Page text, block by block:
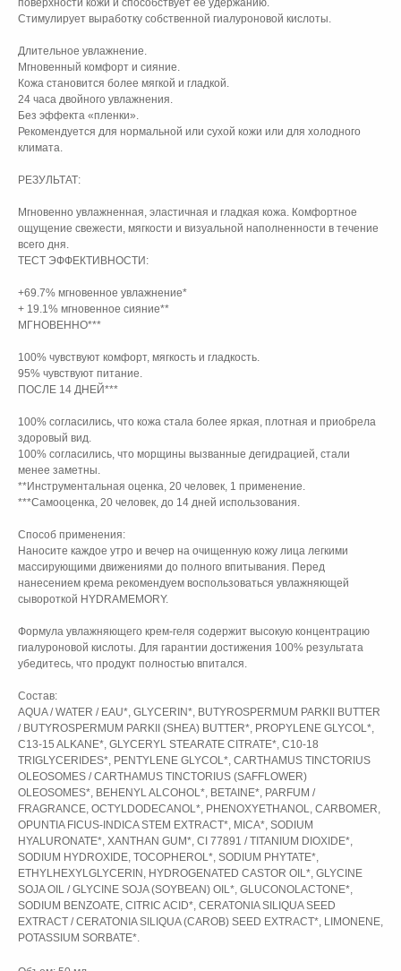
поверхности кожи и способствует ее удержанию.
Стимулирует выработку собственной гиалуроновой кислоты.
Длительное увлажнение.
Мгновенный комфорт и сияние.
Кожа становится более мягкой и гладкой.
24 часа двойного увлажнения.
Без эффекта «пленки».
Рекомендуется для нормальной или сухой кожи или для холодного
климата.
РЕЗУЛЬТАТ:
Мгновенно увлажненная, эластичная и гладкая кожа. Комфортное
ощущение свежести, мягкости и визуальной наполненности в течение
всего дня.
ТЕСТ ЭФФЕКТИВНОСТИ:
+69.7% мгновенное увлажнение*
+ 19.1% мгновенное сияние**
МГНОВЕННО***
100% чувствуют комфорт, мягкость и гладкость.
95% чувствуют питание.
ПОСЛЕ 14 ДНЕЙ***
100% согласились, что кожа стала более яркая, плотная и приобрела
здоровый вид.
100% согласились, что морщины вызванные дегидрацией, стали
менее заметны.
**Инструментальная оценка, 20 человек, 1 применение.
***Самооценка, 20 человек, до 14 дней использования.
Способ применения:
Наносите каждое утро и вечер на очищенную кожу лица легкими
массирующими движениями до полного впитывания. Перед
нанесением крема рекомендуем воспользоваться увлажняющей
сывороткой HYDRAMEMORY.
Формула увлажняющего крем-геля содержит высокую концентрацию
гиалуроновой кислоты. Для гарантии достижения 100% результата
убедитесь, что продукт полностью впитался.
Состав:
AQUA / WATER / EAU*, GLYCERIN*, BUTYROSPERMUM PARKII BUTTER
/ BUTYROSPERMUM PARKII (SHEA) BUTTER*, PROPYLENE GLYCOL*,
C13-15 ALKANE*, GLYCERYL STEARATE CITRATE*, C10-18
TRIGLYCERIDES*, PENTYLENE GLYCOL*, CARTHAMUS TINCTORIUS
OLEOSOMES / CARTHAMUS TINCTORIUS (SAFFLOWER)
OLEOSOMES*, BEHENYL ALCOHOL*, BETAINE*, PARFUM /
FRAGRANCE, OCTYLDODECANOL*, PHENOXYETHANOL, CARBOMER,
OPUNTIA FICUS-INDICA STEM EXTRACT*, MICA*, SODIUM
HYALURONATE*, XANTHAN GUM*, CI 77891 / TITANIUM DIOXIDE*,
SODIUM HYDROXIDE, TOCOPHEROL*, SODIUM PHYTATE*,
ETHYLHEXYLGLYCERIN, HYDROGENATED CASTOR OIL*, GLYCINE
SOJA OIL / GLYCINE SOJA (SOYBEAN) OIL*, GLUCONOLACTONE*,
SODIUM BENZOATE, CITRIC ACID*, CERATONIA SILIQUA SEED
EXTRACT / CERATONIA SILIQUA (CAROB) SEED EXTRACT*, LIMONENE,
POTASSIUM SORBATE*.